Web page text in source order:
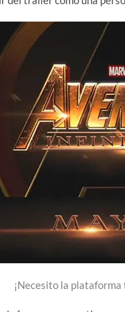
¡Necesito la